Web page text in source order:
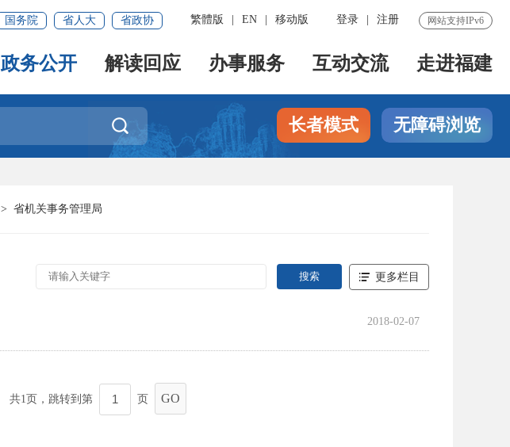
网站支持IPv6
登录 注册
繁體版 EN 移动版
国务院 省人大 省政协
政务公开 解读回应 办事服务 互动交流 走进福建
 长者模式 无障碍浏览
> 省机关事务管理局
更多栏目
2018-02-07
共1 页，跳转到第 页 GO